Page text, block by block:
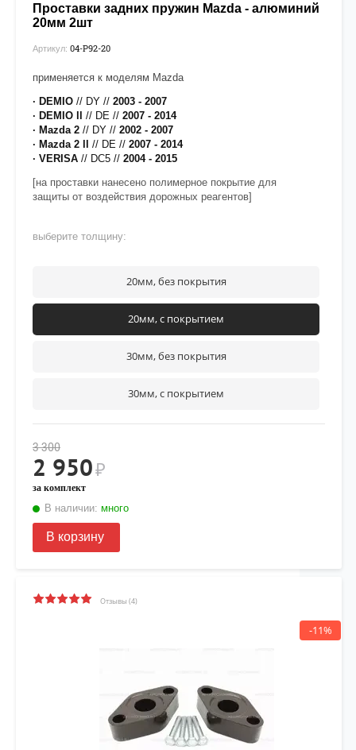
Проставки задних пружин Mazda - алюминий
20мм 2шт
Артикул: 04-P92-20
применяется к моделям Mazda
· DEMIO // DY // 2003 - 2007
· DEMIO ll // DE // 2007 - 2014
· Mazda 2 // DY // 2002 - 2007
· Mazda 2 ll // DE // 2007 - 2014
· VERISA // DC5 // 2004 - 2015
[на проставки нанесено полимерное покрытие для
защиты от воздействия дорожных реагентов]
выберите толщину:
20мм, без покрытия
20мм, с покрытием
30мм, без покрытия
30мм, с покрытием
3 300
2 950₽
за комплект
В наличии: много
В корзину
Отзывы (4)
-11%